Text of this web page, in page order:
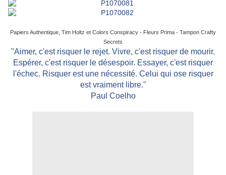
Papiers Authentique, Tim Holtz et Colors Conspiracy - Fleurs Prima - Tampon Crafty
Secrets
"Aimer, c'est risquer le rejet. Vivre, c'est risquer de mourir.
Espérer, c'est risquer le désespoir. Essayer, c'est risquer
l'échec. Risquer est une nécessité. Celui qui ose risquer
est vraiment libre."
Paul Coelho